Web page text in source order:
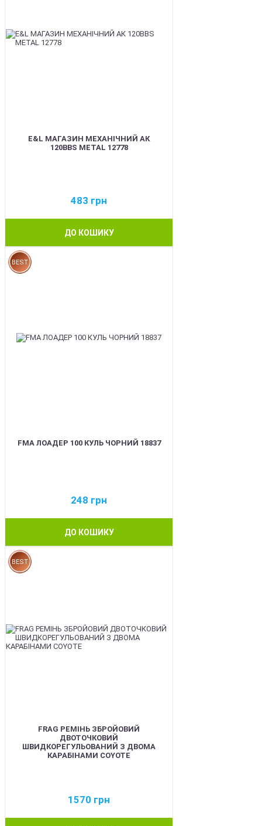
E&L МАГАЗИН МЕХАНІЧНИЙ АК
120BBS METAL 12778
483 грн
ДО КОШИКУ
BEST
FMA ЛОАДЕР 100 КУЛЬ ЧОРНИЙ 18837
248 грн
ДО КОШИКУ
BEST
FRAG РЕМІНЬ ЗБРОЙОВИЙ
ДВОТОЧКОВИЙ
ШВИДКОРЕГУЛЬОВАНИЙ З ДВОМА
КАРАБІНАМИ COYOTE
1570 грн